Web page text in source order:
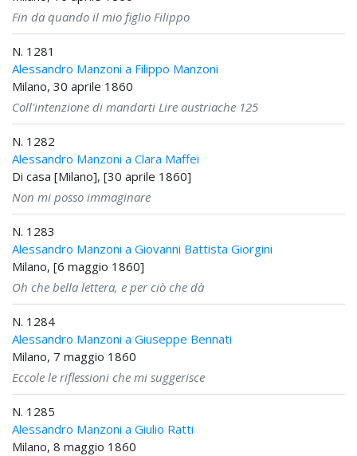
Fin da quando il mio figlio Filippo
N. 1281
Alessandro Manzoni a Filippo Manzoni
Milano, 30 aprile 1860
Coll'intenzione di mandarti Lire austriache 125
N. 1282
Alessandro Manzoni a Clara Maffei
Di casa [Milano], [30 aprile 1860]
Non mi posso immaginare
N. 1283
Alessandro Manzoni a Giovanni Battista Giorgini
Milano, [6 maggio 1860]
Oh che bella lettera, e per ciò che dà
N. 1284
Alessandro Manzoni a Giuseppe Bennati
Milano, 7 maggio 1860
Eccole le riflessioni che mi suggerisce
N. 1285
Alessandro Manzoni a Giulio Ratti
Milano, 8 maggio 1860